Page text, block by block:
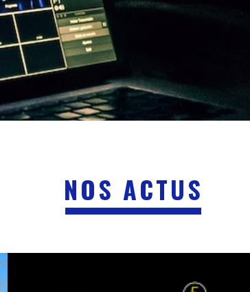
NOS ACTUS